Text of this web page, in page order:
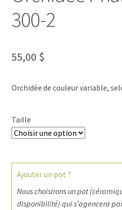
300-2
55,00 $
Orchidée de couleur variable,
Taille
Ajouter un pot ?
Nous choisirons un pot
disponibilité) qui s’agencera